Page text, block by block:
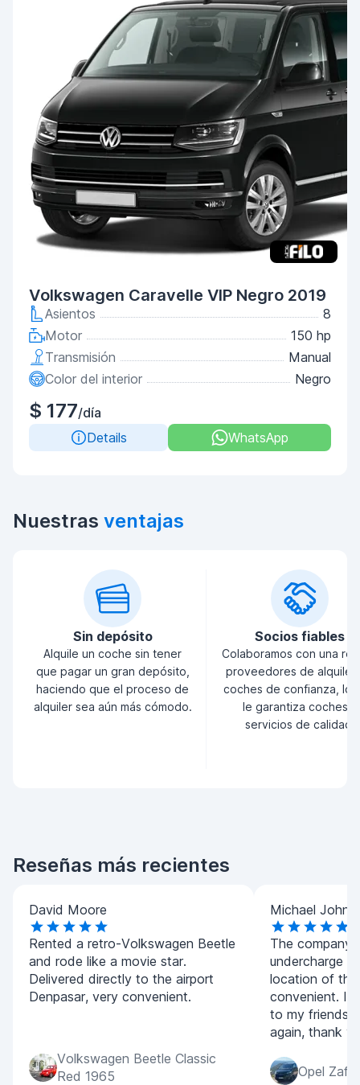
Volkswagen Caravelle VIP Negro 2019
Asientos
8
Motor
150 hp
Transmisión
Manual
Color del interior
Negro
$ 177/día
Details
WhatsApp
Nuestras ventajas
Sin depósito
Alquile un coche sin tener
que pagar un gran depósito,
haciendo que el proceso de
alquiler sea aún más cómodo.
Socios fiables
Colaboramos con una
proveedores de alquiler
coches de confianza, lo
le garantiza coches y
servicios de calidad.
Reseñas más recientes
David Moore
Rented a retro-Volkswagen Beetle
and rode like a movie star.
Delivered directly to the airport
Denpasar, very convenient.
Volkswagen Beetle Classic
Red 1965
Michael
The company
undercharge
location of the
convenient. I
to my friends
again, thank
Opel